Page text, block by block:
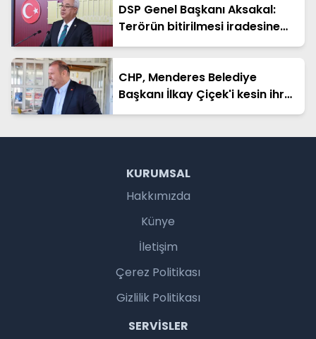
DSP Genel Başkanı Aksakal:
Terörün bitirilmesi iradesine
destek için imzalayacağım
CHP, Menderes Belediye
Başkanı İlkay Çiçek'i kesin ihraç
talebiyle disipline sevk etti
KURUMSAL
Hakkımızda
Künye
İletişim
Çerez Politikası
Gizlilik Politikası
SERVISLER